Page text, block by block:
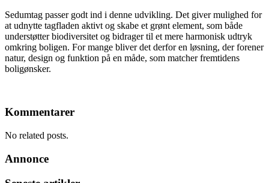
Sedumtag passer godt ind i denne udvikling. Det giver mulighed for
at udnytte tagfladen aktivt og skabe et grønt element, som både
understøtter biodiversitet og bidrager til et mere harmonisk udtryk
omkring boligen. For mange bliver det derfor en løsning, der forener
natur, design og funktion på en måde, som matcher fremtidens
boligønsker.
Kommentarer
No related posts.
Annonce